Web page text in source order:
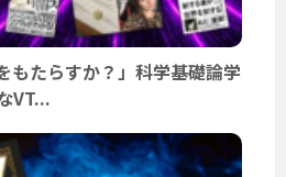
もたらすか？」科学基礎論学
VT...